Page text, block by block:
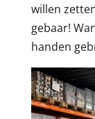
willen
gebaar!
handen